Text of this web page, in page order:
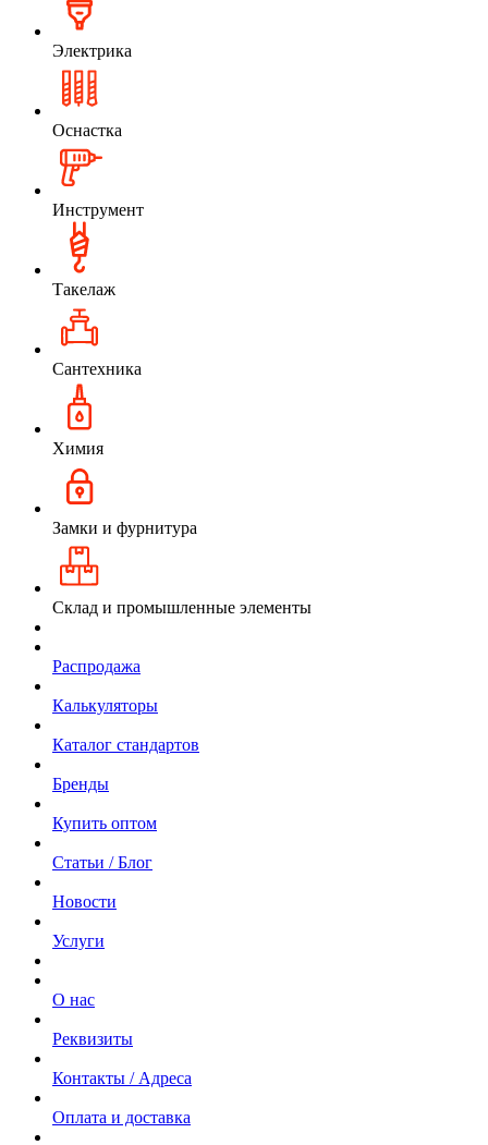
Электрика
Оснастка
Инструмент
Такелаж
Сантехника
Химия
Замки и фурнитура
Склад и промышленные элементы
Распродажа
Калькуляторы
Каталог стандартов
Бренды
Купить оптом
Статьи / Блог
Новости
Услуги
О нас
Реквизиты
Контакты / Адреса
Оплата и доставка